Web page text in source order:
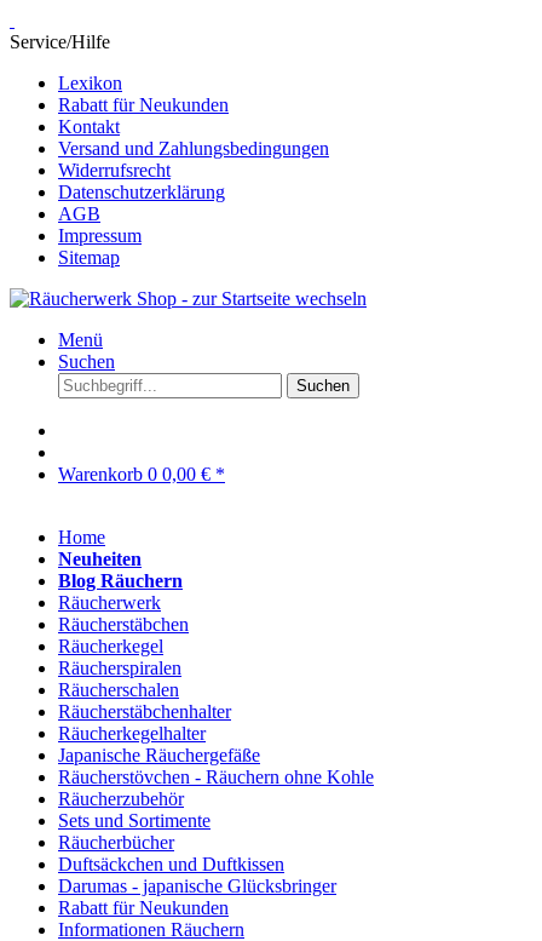
Service/Hilfe
Lexikon
Rabatt für Neukunden
Kontakt
Versand und Zahlungsbedingungen
Widerrufsrecht
Datenschutzerklärung
AGB
Impressum
Sitemap
Menü
Suchen
Suchen
Warenkorb 0 0,00 € *
Home
Neuheiten
Blog Räuchern
Räucherwerk
Räucherstäbchen
Räucherkegel
Räucherspiralen
Räucherschalen
Räucherstäbchenhalter
Räucherkegelhalter
Japanische Räuchergefäße
Räucherstövchen - Räuchern ohne Kohle
Räucherzubehör
Sets und Sortimente
Räucherbücher
Duftsäckchen und Duftkissen
Darumas - japanische Glücksbringer
Rabatt für Neukunden
Informationen Räuchern